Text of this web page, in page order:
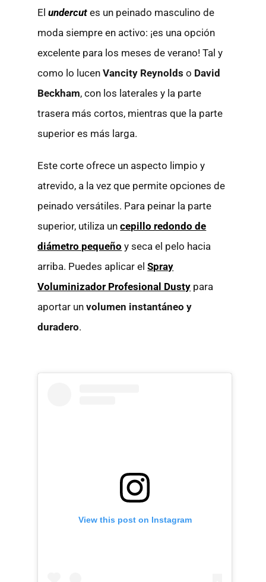
Elundercut es un peinado masculino de
moda siempre en activo: ¡es una opción
excelente para los meses de verano! Tal y
como lo lucenVancity Reynolds o David
Beckham, con los laterales y la parte
trasera más cortos, mientras que la parte
superior es más larga.
Este corte ofrece un aspecto limpio y
atrevido, a la vez que permite opciones de
peinado versátiles. Para peinar la parte
superior, utiliza uncepillo redondo de
diámetro pequeño y seca el pelo hacia
arriba. Puedes aplicar elSpray
Voluminizador Profesional Dusty para
aportar unvolumen instantáneo y
duradero.
View this post on Instagram